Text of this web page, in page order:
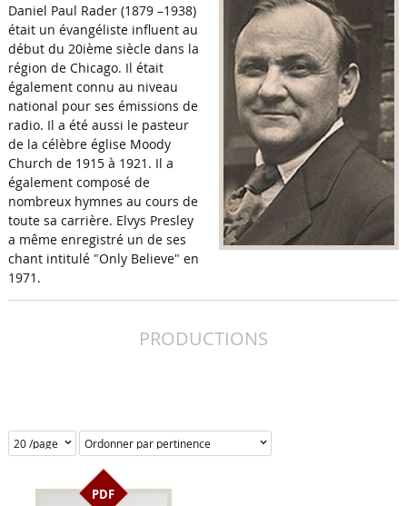
Daniel Paul Rader (1879 –1938)
était un évangéliste influent au
début du 20ième siècle dans la
région de Chicago. Il était
également connu au niveau
national pour ses émissions de
radio. Il a été aussi le pasteur
de la célèbre église Moody
Church de 1915 à 1921. Il a
également composé de
nombreux hymnes au cours de
toute sa carrière. Elvys Presley
a même enregistré un de ses
chant intitulé "Only Believe" en
1971.
PRODUCTIONS
PDF